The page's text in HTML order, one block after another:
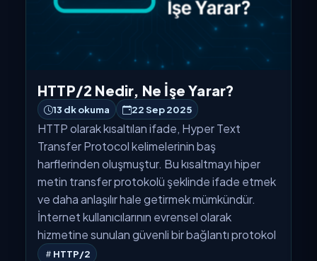
HTTP/2 Nedir, Ne İşe Yarar?
13 dk okuma 22 Sep 2025
HTTP olarak kısaltılan ifade, Hyper Text
Transfer Protocol kelimelerinin baş
harflerinden oluşmuştur. Bu kısaltmayı hiper
metin transfer protokolü şeklinde ifade etmek
ve daha anlaşılır hale getirmek mümkündür.
İnternet kullanıcılarının evrensel olarak
hizmetine sunulan güvenli bir bağlantı protokol
HTTP/2